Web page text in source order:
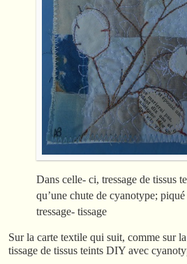
Dans celle- ci, tressage de tissus
qu’une chute de cyanotype;
tressage- tissage
Sur la carte textile qui suit, comme sur
tissage de tissus teints DIY avec